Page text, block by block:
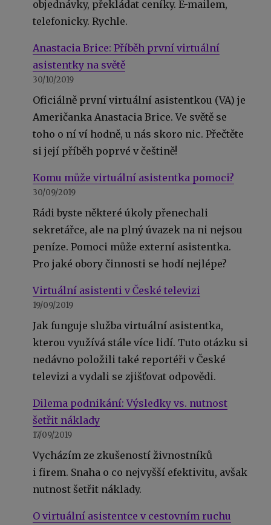
objednávky, překládat ceníky. E-mailem,
telefonicky. Rychle.
Anastacia Brice: Příběh první virtuální
asistentky na světě
30/10/2019
Oficiálně první virtuální asistentkou (VA) je
Američanka Anastacia Brice. Ve světě se
toho o ní ví hodně, u nás skoro nic. Přečtěte
si její příběh poprvé v češtině!
Komu může virtuální asistentka pomoci?
30/09/2019
Rádi byste některé úkoly přenechali
sekretářce, ale na plný úvazek na ni nejsou
peníze. Pomoci může externí asistentka.
Pro jaké obory činnosti se hodí nejlépe?
Virtuální asistenti v České televizi
19/09/2019
Jak funguje služba virtuální asistentka,
kterou využívá stále více lidí. Tuto otázku si
nedávno položili také reportéři v České
televizi a vydali se zjišťovat odpovědi.
Dilema podnikání: Výsledky vs. nutnost
šetřit náklady
17/09/2019
Vycházím ze zkušeností živnostníků
i firem. Snaha o co nejvyšší efektivitu, avšak
nutnost šetřit náklady.
O virtuální asistentce v cestovním ruchu